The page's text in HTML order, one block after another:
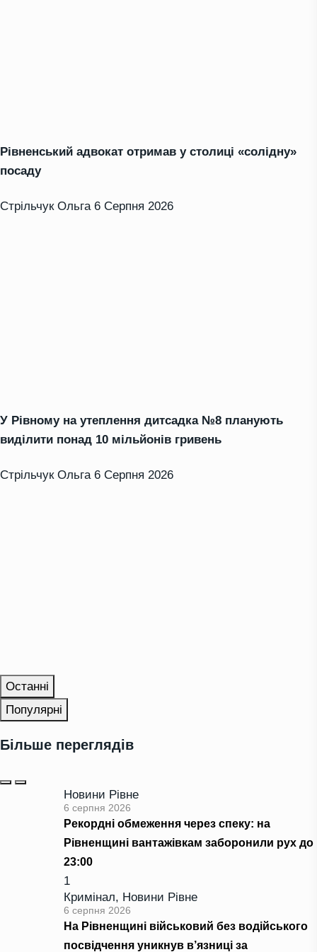
Рівненський адвокат отримав у столиці «солідну»
посаду
Стрільчук Ольга 6 Серпня 2026
У Рівному на утеплення дитсадка №8 планують
виділити понад 10 мільйонів гривень
Стрільчук Ольга 6 Серпня 2026
Останні
Популярні
Більше переглядів
Новини Рівне
6 серпня 2026
Рекордні обмеження через спеку: на
Рівненщині вантажівкам заборонили рух до
23:00
1
Кримінал, Новини Рівне
6 серпня 2026
На Рівненщині військовий без водійського
посвідчення уникнув в’язниці за